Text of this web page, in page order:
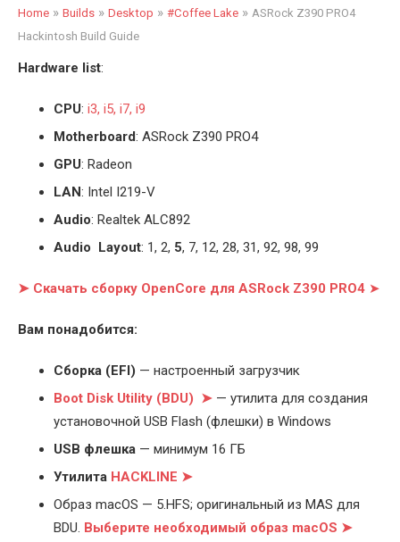
Home » Builds » Desktop » #Coffee Lake » ASRock Z390 PRO4
Hackintosh Build Guide
Hardware list:
CPU: i3, i5, i7, i9
Motherboard: ASRock Z390 PRO4
GPU: Radeon
LAN: Intel I219-V
Audio: Realtek ALC892
Audio Layout: 1, 2, 5, 7, 12, 28, 31, 92, 98, 99
➤ Скачать сборку OpenCore для ASRock Z390 PRO4 ➤
Вам понадобится:
Cборка (EFI) — настроенный загрузчик
Boot Disk Utility (BDU) ➤ — утилита для создания
установочной USB Flash (флешки) в Windows
USB флешка — минимум 16 ГБ
Утилита HACKLINE ➤
Образ macOS — 5.HFS; оригинальный из MAS для
BDU. Выберите необходимый образ macOS ➤